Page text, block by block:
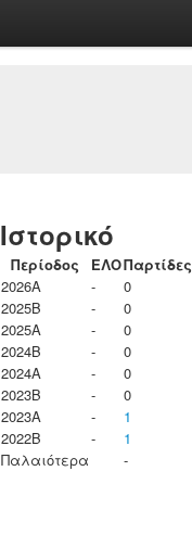
Ιστορικό
Περίοδος ΕΛΟΠαρτίδες
2026A
-
0
2025B
-
0
2025A
-
0
2024B
-
0
2024A
-
0
2023B
-
0
2023Α
-
1
2022B
-
1
Παλαιότερα
-